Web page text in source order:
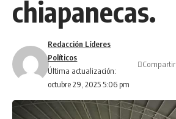
chiapanecas.
Última actualización:
octubre 29, 2025 5:06 pm
Redacción Líderes
Políticos
Compartir